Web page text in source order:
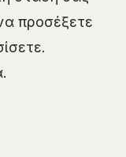
προσέξετε